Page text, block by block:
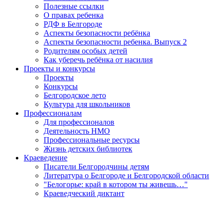
Полезные ссылки
О правах ребенка
РДФ в Белгороде
Аспекты безопасности ребёнка
Аспекты безопасности ребенка. Выпуск 2
Родителям особых детей
Как уберечь ребёнка от насилия
Проекты и конкурсы
Проекты
Конкурсы
Белгородское лето
Культура для школьников
Профессионалам
Для профессионалов
Деятельность НМО
Профессиональные ресурсы
Жизнь детских библиотек
Краеведение
Писатели Белгородчины детям
Литература о Белгороде и Белгородской области
"Белогорье: край в котором ты живешь…"
Краеведческий диктант